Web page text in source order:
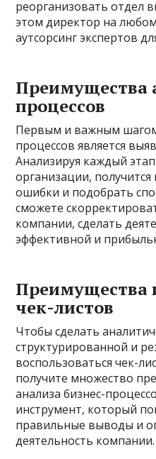
реорганизовать отдел
этом директор на
аутсорсинг экспертов
Преимущества
процессов
Первым и важным
процессов является
Анализируя каждый
организации,
ошибки и подобрать
сможете
компании, сделать
эффективной и
Преимущества
чек-листов
Чтобы сделать
структурированной и
воспользоваться чек-
получите множество
анализа бизнес-
инструмент, который
правильные выводы и
деятельность компании.